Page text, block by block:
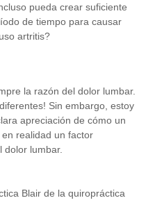
pueda crear suficiente
de tiempo para causar
artritis?
la razón del dolor lumbar.
Sin embargo, estoy
apreciación de cómo un
realidad un factor
dolor lumbar.
Blair de la quiropráctica